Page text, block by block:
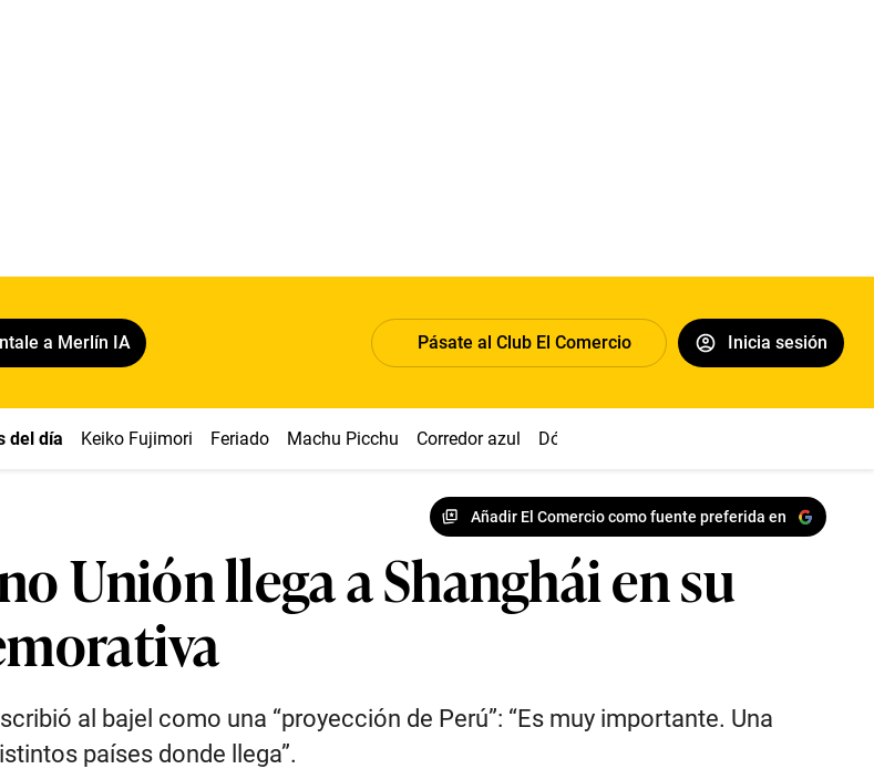
a Merlín IA Pásate al Club El Comercio Inicia sesión
del día Keiko Fujimori Feriado Machu Picchu Corredor azul Dólar
Añadir El Comercio como fuente preferida en
Unión llega a Shanghái en su
al bajel como una “proyección de Perú”: “Es muy importante. Una
países donde llega”.